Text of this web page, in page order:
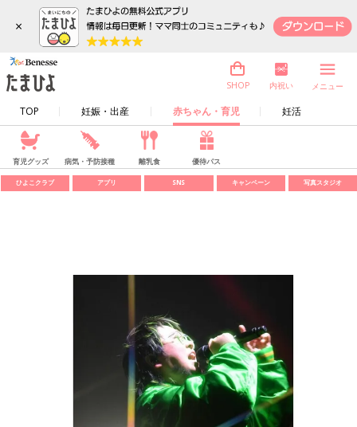
×
TOP 妊娠・出産 赤ちゃん・育児 妊活
SHOP 内祝い メニュー
育児グッズ 病気・予防接種 離乳食 優待パス
ひよこクラブ アプリ SNS キャンペーン 写真スタジオ